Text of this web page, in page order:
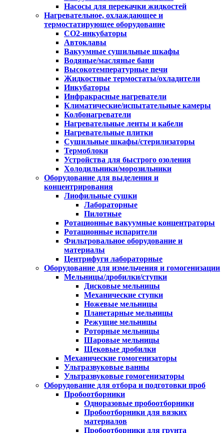
Насосы для перекачки жидкостей
Нагревательное, охлаждающее и
термостатирующее оборудование
CO2-инкубаторы
Автоклавы
Вакуумные сушильные шкафы
Водяные/масляные бани
Высокотемпературные печи
Жидкостные термостаты/охладители
Инкубаторы
Инфракрасные нагреватели
Климатические/испытательные камеры
Колбонагреватели
Нагревательные ленты и кабели
Нагревательные плитки
Сушильные шкафы/стерилизаторы
Термоблоки
Устройства для быстрого озоления
Холодильники/морозильники
Оборудование для выделения и
концентрирования
Лиофильные сушки
Лабораторные
Пилотные
Ротационные вакуумные концентраторы
Ротационные испарители
Фильтровальное оборудование и
материалы
Центрифуги лабораторные
Оборудование для измельчения и гомогенизации
Мельницы/дробилки/ступки
Дисковые мельницы
Механические ступки
Ножевые мельницы
Планетарные мельницы
Режущие мельницы
Роторные мельницы
Шаровые мельницы
Щековые дробилки
Механические гомогенизаторы
Ультразвуковые ванны
Ультразвуковые гомогенизаторы
Оборудование для отбора и подготовки проб
Пробоотборники
Одноразовые пробоотборники
Пробоотборники для вязких
материалов
Пробоотборники для грунта